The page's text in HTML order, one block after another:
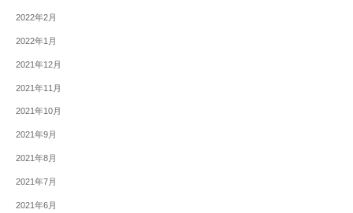
2022年2月
2022年1月
2021年12月
2021年11月
2021年10月
2021年9月
2021年8月
2021年7月
2021年6月